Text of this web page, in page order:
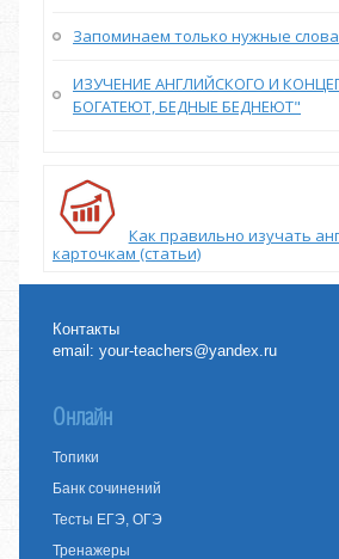
Запоминаем только нужные слова
ИЗУЧЕНИЕ АНГЛИЙСКОГО И
БОГАТЕЮТ, БЕДНЫЕ БЕДНЕЮТ"
Как правильно изучать
карточкам (статьи)
Контакты
email:your-teachers@yandex.ru
Онлайн
Топики
Банк сочинений
Тесты ЕГЭ, ОГЭ
Тренажеры